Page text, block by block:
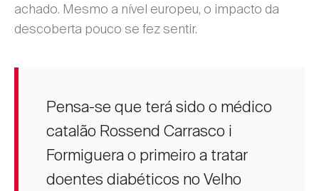
achado. Mesmo a nível europeu, o impacto da
descoberta pouco se fez sentir.
Pensa-se que terá sido o médico
catalão Rossend Carrasco i
Formiguera o primeiro a tratar
doentes diabéticos no Velho